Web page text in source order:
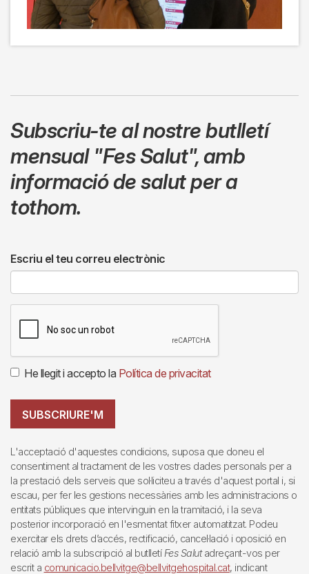
Subscriu-te al nostre butlletí
mensual "Fes Salut",amb
informació de salut per a
tothom.
Escriu el teu correu electrònic
He llegit i accepto la Política de privacitat
SUBSCRIURE'M
L'acceptació d'aquestes condicions, suposa que doneu el
consentiment al tractament de les vostres dades personals per a
la prestació dels serveis que sol·liciteu a través d'aquest portal i, si
escau, per fer les gestions necessàries amb les administracions o
entitats públiques que intervinguin en la tramitació, i la seva
posterior incorporació en l'esmentat fitxer automatitzat. Podeu
exercitar els drets d’accés, rectificació, cancel·lació i oposició en
relació amb la subscripció al butlletí Fes Salutadreçant-vos per
escrit a comunicacio.bellvitge@bellvitgehospital.cat, indicant